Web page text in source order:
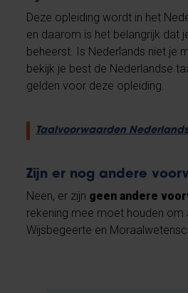
Deze opleiding wordt in het
en daarom is het belangrijk dat
beheerst. Is Nederlands niet je
bekijk je best de Nederlandse
gelden voor deze opleiding.
Taalvoorwaarden
Zijn er nog andere
Neen, er zijn geen andere
rekening mee moet houden om
Wijsbegeerte en